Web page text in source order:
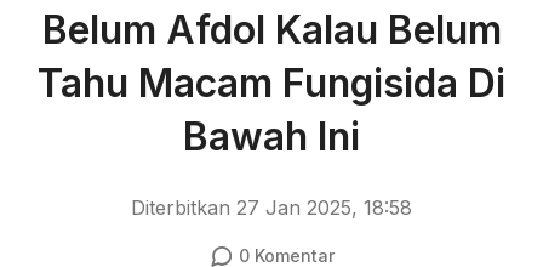
Belum Afdol Kalau Belum
Tahu Macam Fungisida Di
Bawah Ini
Diterbitkan 27 Jan 2025, 18:58
0Komentar